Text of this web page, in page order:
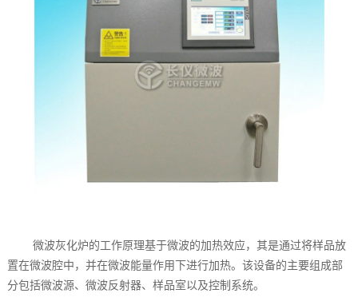
微波灰化炉的工作原理基于微波的加热效应，其是通过将样品放
置在微波腔中，并在微波能量作用下进行加热。该设备的主要组成部
分包括微波源、微波反射器、样品室以及控制系统。